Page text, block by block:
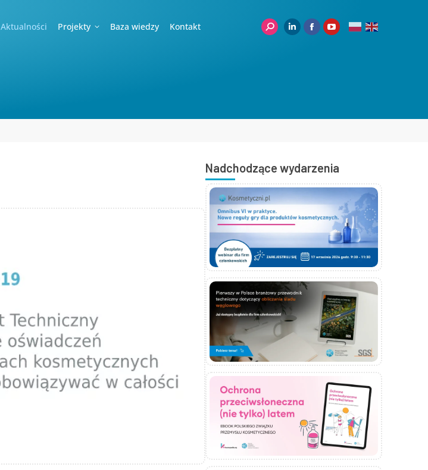
Aktualności Projekty Baza wiedzy Kontakt
Nadchodzące wydarzenia